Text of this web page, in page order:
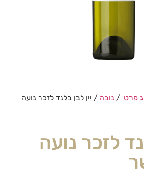
פרטי / נובה / יין לבן בלנד לזכר נועה
לזכר נועה